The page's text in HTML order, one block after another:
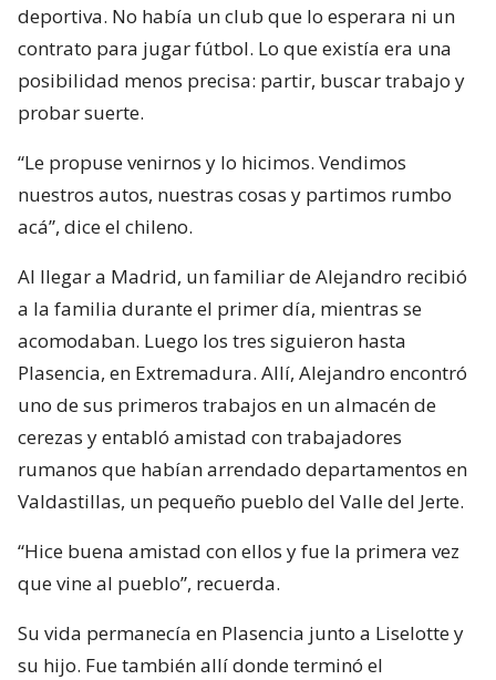
deportiva. No había un club que lo esperara ni un
contrato para jugar fútbol. Lo que existía era una
posibilidad menos precisa: partir, buscar trabajo y
probar suerte.
“Le propuse venirnos y lo hicimos. Vendimos
nuestros autos, nuestras cosas y partimos rumbo
acá”, dice el chileno.
Al llegar a Madrid, un familiar de Alejandro recibió
a la familia durante el primer día, mientras se
acomodaban. Luego los tres siguieron hasta
Plasencia, en Extremadura. Allí, Alejandro encontró
uno de sus primeros trabajos en un almacén de
cerezas y entabló amistad con trabajadores
rumanos que habían arrendado departamentos en
Valdastillas, un pequeño pueblo del Valle del Jerte.
“Hice buena amistad con ellos y fue la primera vez
que vine al pueblo”, recuerda.
Su vida permanecía en Plasencia junto a Liselotte y
su hijo. Fue también allí donde terminó el